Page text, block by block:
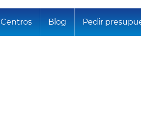
Centros Blog Pedir